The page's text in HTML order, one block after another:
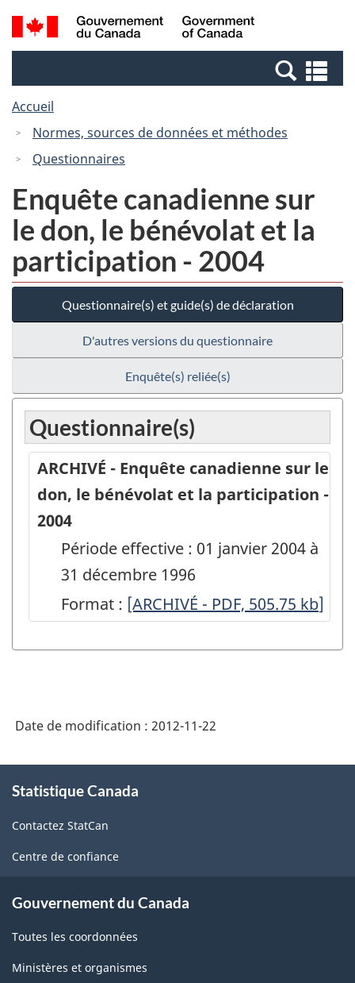
Passer
au
Passer
à
Canada
Recherche
et
et
Accueil
Normes, sources de données et méthodes
Questionnaires
Enquête canadienne sur
le don, le bénévolat et la
participation - 2004
Questionnaire(s) et guide(s) de déclaration
D'autres versions du questionnaire
Enquête(s) reliée(s)
Questionnaire(s)
ARCHIVÉ - Enquête canadienne sur le
don, le bénévolat et la participation -
2004
Période effective : 01 janvier 2004 à
31 décembre 1996
Format : ARCHIVÉ
Enquête
le
don,
le
participation
2004
-
[ARCHIVÉ - PDF, 505.75 kb]
Date de modification : 2012-11-22
propos
ce
site
Statistique Canada
Contactez StatCan
Centre de confiance
Gouvernement du Canada
Toutes les coordonnées
Ministères et organismes